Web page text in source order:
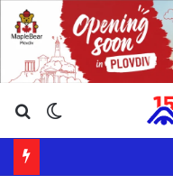
Търсене ...